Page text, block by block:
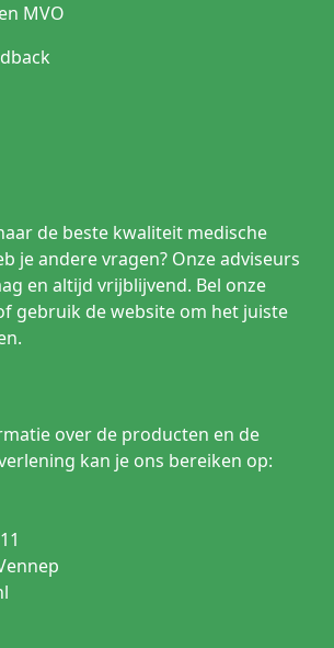
MVO
de beste kwaliteit medische
je andere vragen? Onze adviseurs
en altijd vrijblijvend. Bel onze
gebruik de website om het juiste
over de producten en de
kan je ons bereiken op: